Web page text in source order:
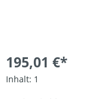
195,01 €*
Inhalt: 1